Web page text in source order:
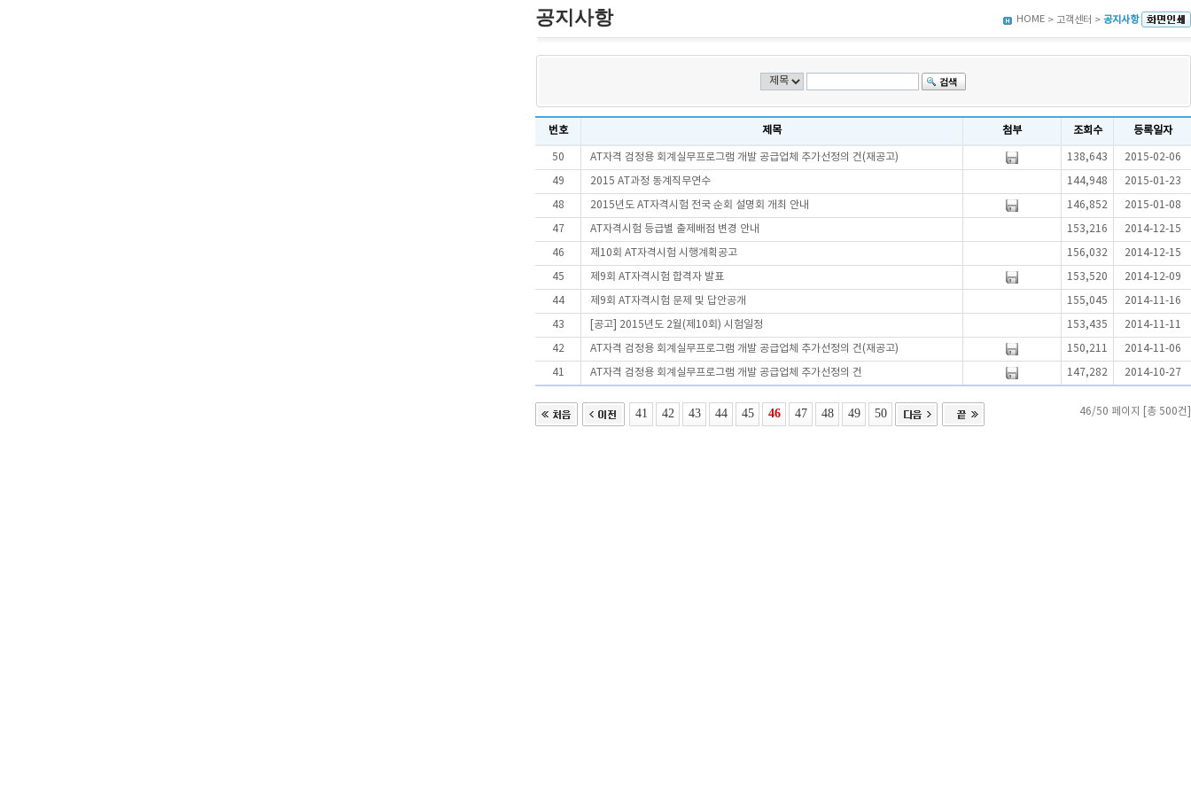
공지사항 HOME > 고객센터 > 공지사항
번호 제목 첨부 조회수 등록일자
50 AT자격 검정용 회계실무프로그램 개발 공급업체 추가선정의 건(재공고) 138,643 2015-02-06
49 2015 AT과정 동계직무연수 144,948 2015-01-23
48 2015년도 AT자격시험 전국 순회 설명회 개최 안내 146,852 2015-01-08
47 AT자격시험 등급별 출제배점 변경 안내 153,216 2014-12-15
46 제10회 AT자격시험 시행계획공고 156,032 2014-12-15
45 제9회 AT자격시험 합격자 발표 153,520 2014-12-09
44 제9회 AT자격시험 문제 및 답안공개 155,045 2014-11-16
43 [공고] 2015년도 2월(제10회) 시험일정 153,435 2014-11-11
42 AT자격 검정용 회계실무프로그램 개발 공급업체 추가선정의 건(재공고) 150,211 2014-11-06
41 AT자격 검정용 회계실무프로그램 개발 공급업체 추가선정의 건 147,282 2014-10-27
41 42 43 44 45 46 47 48 49 50 46/50 페이지 [총 500건]